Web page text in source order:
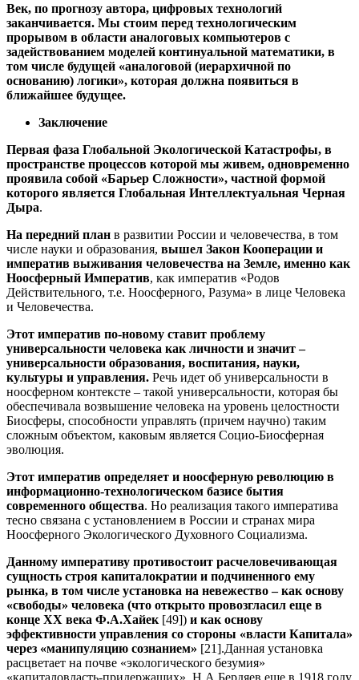
Век, по прогнозу автора, цифровых технологий
заканчивается. Мы стоим перед технологическим
прорывом в области аналоговых компьютеров с
задействованием моделей континуальной математики, в
том числе будущей «аналоговой (иерархичной по
основанию) логики», которая должна появиться в
ближайшее будущее.
Заключение
Первая фаза Глобальной Экологической Катастрофы, в
пространстве процессов которой мы живем, одновременно
проявила собой «Барьер Сложности», частной формой
которого является Глобальная Интеллектуальная Черная
Дыра.
На передний план в развитии России и человечества, в том
числе науки и образования, вышел Закон Кооперации и
императив выживания человечества на Земле, именно как
Ноосферный Императив, как императив «Родов
Действительного, т.е. Ноосферного, Разума» в лице Человека
и Человечества.
Этот императив по-новому ставит проблему
универсальности человека как личности и значит –
универсальности образования, воспитания, науки,
культуры и управления. Речь идет об универсальности в
ноосферном контексте – такой универсальности, которая бы
обеспечивала возвышение человека на уровень целостности
Биосферы, способности управлять (причем научно) таким
сложным объектом, каковым является Социо-Биосферная
эволюция.
Этот императив определяет и ноосферную революцию в
информационно-технологическом базисе бытия
современного общества. Но реализация такого императива
тесно связана с установлением в России и странах мира
Ноосферного Экологического Духовного Социализма.
Данному императиву противостоит расчеловечивающая
сущность строя капиталократии и подчиненного ему
рынка, в том числе установка на невежество – как основу
«свободы» человека (что открыто провозгласил еще в
конце ХХ века Ф.А.Хайек [49]) и как основу
эффективности управления со стороны «власти Капитала»
через «манипуляцию сознанием» [21].Данная установка
расцветает на почве «экологического безумия»
«капиталовласть-придержащих». Н.А.Бердяев еще в 1918 году